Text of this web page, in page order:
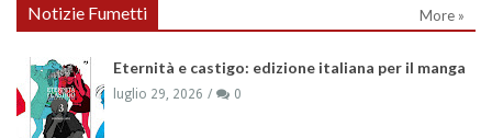
Notizie Fumetti More »
Eternità e castigo: edizione italiana per il manga
luglio 29, 2026 0